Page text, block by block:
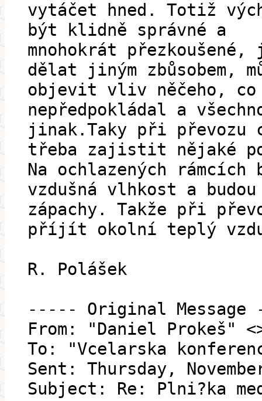
vytáčet hned. Totiž
být klidně správné a
mnohokrát
dělat jiným zbůsobem,
objevit vliv něčeho, co
nepředpokládal a
jinak.Taky při převozu
třeba zajistit nějaké
Na ochlazených rámcích
vzdušná vlhkost a
zápachy. Takže při
příjít okolní teplý
R. Polášek
----- Original
From: "Daniel Prokeš"
To: "Vcelarska
Sent: Thursday,
Subject: Re: Plni?ka